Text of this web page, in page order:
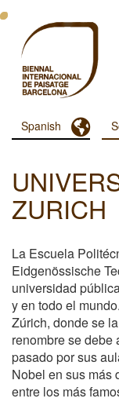
Pasar
contenido
principal
Menu
Principal
Spanish
ZURICH
La Escuela
Eidgenössische
universidad
y en todo el
Zúrich, donde se
renombre se debe
pasado por sus
Nobel en sus más
entre los más